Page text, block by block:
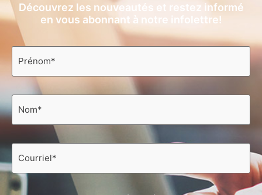
Découvrez les nouveautés et restez informé
en vous abonnant à notre infolettre!
Prénom
Nom
Courriel